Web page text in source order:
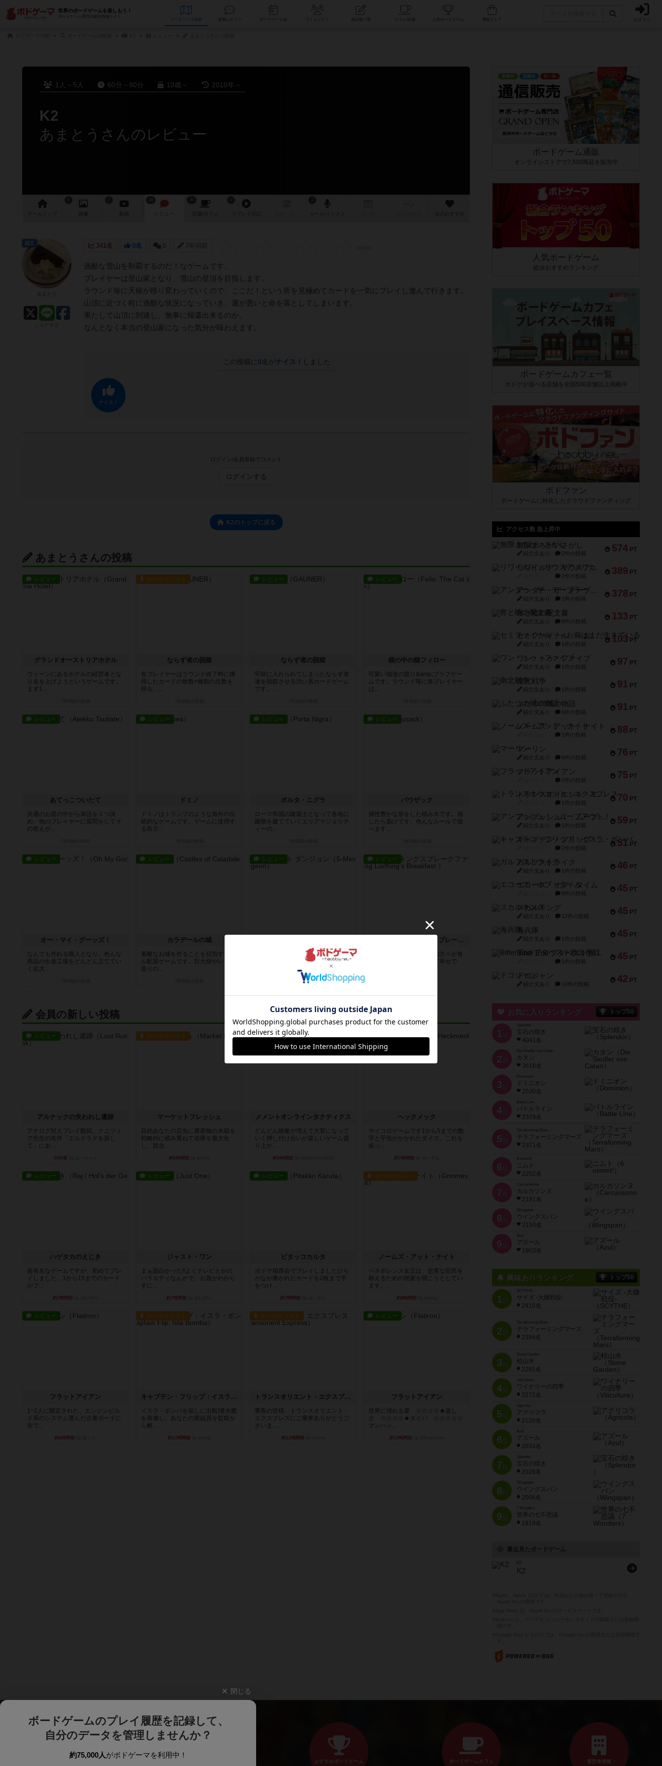
世界のボードゲームを楽しもう！
ボードゲーム専門の総合情報サイト
データベース コミュニティ 人気ボードゲーム ログイン
1人～5人 60分～80分 10歳～ 2010年～
K2
あまとうさんのレビュー
ゲーム 画像 レビュー 店舗/ カフェ 次のおすすめ
341名 0名 0 7年弱前
過酷な雪山を制覇するのだ！なゲームです。
プレイヤーは登山家となり、雪山の登頂を目指します。
ラウンド毎に天候が移り変わっていくので、ここだ！という所を見極めてカードを一気にプレイし進んで行きます。
山頂に近づく程に過酷な状況になっていき、運が悪いと命を落としてしまいます。
果たして山頂に到達し、無事に帰還出来るのか。
なんとなく本当の登山家になった気分が味わえます。
この投稿に 0名がナイス！ しました
ナイス！
国王
ログイン/会員登録でコメント
ログインする
K2のトップに戻る
あまとうさんの投稿
レビュー
グランドオーストリアホテル
ウィーンにあるホテルの経営者とな
り名を上げようというゲームです。
まず1...
ルール/インスト
ならず者の脱獄
各プレイヤーはラウンド終了時に獲
得したカードの枚数×種類の点数を
得る。...
レビュー
ならず者の脱獄
牢獄に入れられてしまったならず者
達を脱獄させる渋い系カードゲーム
です。...
レビュー
袋の中の猫フィロー
可愛い猫達の競り&amp;ブラフゲー
ムです。ラウンド毎に各プレイヤー
は...
レビュー
あてっこついたて
共通のお題の中から単語を１つ決
め、他のプレイヤーに質問をしてそ
の答えが...
レビュー
ドミノ
ドミノはトランプのような海外の伝
統的なゲームです。ゲームに使用す
る長方...
レビュー
ポルタ・ニグラ
ローマ帝国の建築士となって各地に
建物を建てていくエリアマジョリテ
ィーの...
レビュー
バウザック
個性豊かな形をした積み木です。崩
したら負けです。色んなルールで遊
べます...
レビュー
オー・マイ・グーッズ！
なんでも作れる職人となり、色んな
商品の生産工場をどんどん立ててい
く拡大...
レビュー
カラデールの城
素敵なお城を作ることを目指すタイ
ル配置ゲームです。巨大樹やレンガ
造りの...
レビュー
戦士や魔法使いとなってダンジョン
のボスを倒そう！というリアルタイ
7年弱前の投稿
レビュー
キング・ルイ / キングスブレークファースト
王様と食卓を囲み、王家の方々が食
べる料理を食べれるなんて幸せで
会員の新しい投稿
レビュー
アルナックの失われし遺跡
アナログ対人プレイ数回。クニツィ
ア先生の名作「エルドラドを探し
て」にあ...
34分前
ルール/インスト
マーケットフレッシュ
目的あなたの店先に農産物の木箱を
戦略的に積み重ねて在庫を最大化
し、競合...
約5時間前
レビュー
メメントオンラインタクティクス
どんどん物量が増えて大変になって
いく押し付け合いが楽しいゲーム盛
り上が...
約5時間前
ヘックメック
サイコロゲームです1から5までの数
字と芋虫がかかれたダイス。これを
振っ...
約7時間前
レビュー
ハゲタカのえじき
超有名なゲームですが、初めてプレ
イしました。1から15までのカード
がプ...
約7時間前
レビュー
ジャスト・ワン
まぁ面白かった‼️よくテレビとかの
バラエティなんかで、お題がわから
ずに...
約7時間前
レビュー
ピタッコカルタ
ボドゲ相席会でプレイしましたひら
がなが書かれたカードを2枚まで手
をつけ...
約7時間前
ルール/インスト
ノームズ・アット・ナイト
ベネボレンス女王は、忠実な臣民を
称えるための祝宴を開こうとしてい
ます。...
約8時間前
レビュー
フラットアイアン
1~2人に限定された、エンジンビル
ド系のシステム選んだ企業ボードに
街で...
約8時間前
ルール/インスト
キャプテン・フリップ：イスラ・ボンバ
イスラ・ボンバを探しに出航!潜水艦
を装備し、あなたの乗組員を監獄か
ら解...
約11時間前
ルール/インスト
トランスオリエント・エクスプレス
乗客の皆様、トランスオリエント・
エクスプレスにご乗車ありがとうご
ざいま...
約12時間前
レビュー
フラットアイアン
世界に浸れる度 ☆☆☆☆★楽し
さ ☆☆☆☆★タイパ ☆☆☆☆☆
マンハッ...
約13時間前
ボードゲーム通販
オンラインストアで7,500商品を販売中
人気ボードゲーム
総合おすすめランキング
ボードゲームカフェ一覧
ボドゲが遊べる店舗を全国500店舗以上掲載中
ボドファン
ボードゲームに特化したクラウドファンディング
アクセス数 急上昇中
574 PT
無限まちがいさがし
紹介文あり 2件の投稿
389 PT
リワイルド：サウスアメリカ
2件の投稿
378 PT
アンダー・ザ・テーブラー
紹介文あり 1件の投稿
133 PT
宵と暁の呪文書
紹介文あり 8件の投稿
103 PT
セミファイナル ～お前はまだ生きている～
紹介文あり 1件の投稿
97 PT
ワン・トゥ・ファイブ
紹介文あり 1件の投稿
91 PT
南北戦争
紹介文あり 1件の投稿
91 PT
ふたつの城の物語
紹介文あり 6件の投稿
88 PT
ノームズ・アット・ナイト
1件の投稿
76 PT
マーリン
紹介文あり 6件の投稿
75 PT
フラットアイアン
2件の投稿
70 PT
トランスオリエント・エクスプレス
1件の投稿
59 PT
アンブッシュ！：ムーブアウト！
紹介文あり 1件の投稿
51 PT
キャプテン・フリップ：イスラ・ボンバ
2件の投稿
46 PT
ガルフストライク
紹介文あり 1件の投稿
45 PT
エコーズ・オブ・タイム
8件の投稿
45 PT
スカルキング
紹介文あり 12件の投稿
45 PT
海兵隊
紹介文あり 1件の投稿
45 PT
Bitter End ブタペスト救出作戦
1件の投稿
42 PT
ドコジャン
紹介文あり 10件の投稿
お気に入りランキング トップ50
1 位
宝石の煌き
4041名
2 位
Die Siedler von Catan
カタン
3616名
3 位
ドミニオン
2530名
4位
Battle Line
バトルライン
2378名
5 位
Terraforming Mars
テラフォーミングマーズ
2371名
6 位
ニムト
2202名
7 位
Carcassonne
カルカソンヌ
2191名
8 位
Wingspan
ウイングスパン
2150名
9 位
Azul
アズール
1903名
興味ありランキング トップ50
1位
SCYTHE
サイズ -大鎌戦役-
2415名
2位
Terraforming Mars
テラフォーミングマーズ
2394名
3位
Stone Garden
枯山水
2281名
4位
Viticulture
ワイナリーの四季
2272名
5位
Agricola
アグリコラ
2120名
6位
Azul
アズール
2034名
7位
宝石の煌き
2028名
8位
Wingspan
ウイングスパン
2006名
9位
7 Wonders
世界の七不思議
1919名
最近見たボードゲーム
K2
K2
閉じる
ボードゲームのプレイ履歴を記録して、
自分のデータを管理しませんか？
約75,000人がボドゲーマを利用中！
おすすめボードゲーム ボードゲームカフェ 運営者情報